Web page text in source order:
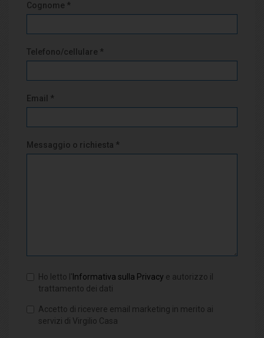
Cognome *
Telefono/cellulare *
Email *
Messaggio o richiesta *
Ho letto l' Informativa sulla Privacy e autorizzo il
trattamento dei dati
Accetto di ricevere email marketing in merito ai
servizi di Virgilio Casa